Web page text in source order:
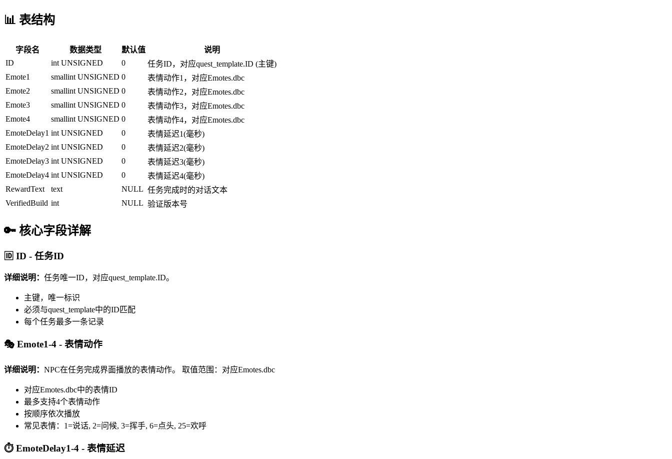
📊 表结构
字段名 数据类型 默认值
说明
ID
int UNSIGNED 0
任务ID，对应quest_template.ID (主键)
Emote1
smallint UNSIGNED 0
表情动作1，对应Emotes.dbc
Emote2
smallint UNSIGNED 0
表情动作2，对应Emotes.dbc
Emote3
smallint UNSIGNED 0
表情动作3，对应Emotes.dbc
Emote4
smallint UNSIGNED 0
表情动作4，对应Emotes.dbc
EmoteDelay1 int UNSIGNED 0
表情延迟1(毫秒)
EmoteDelay2 int UNSIGNED 0
表情延迟2(毫秒)
EmoteDelay3 int UNSIGNED 0
表情延迟3(毫秒)
EmoteDelay4 int UNSIGNED 0
表情延迟4(毫秒)
RewardText
text NULL 任务完成时的对话文本
VerifiedBuild int NULL 验证版本号
🔑 核心字段详解
🆔 ID - 任务ID
详细说明： 任务唯一ID，对应quest_template.ID。
主键，唯一标识
必须与quest_template中的ID匹配
每个任务最多一条记录
🎭 Emote1-4 - 表情动作
详细说明： NPC在任务完成界面播放的表情动作。 取值范围：对应Emotes.dbc
对应Emotes.dbc中的表情ID
最多支持4个表情动作
按顺序依次播放
常见表情：1=说话, 2=问候, 3=挥手, 6=点头, 25=欢呼
⏱️ EmoteDelay1-4 - 表情延迟